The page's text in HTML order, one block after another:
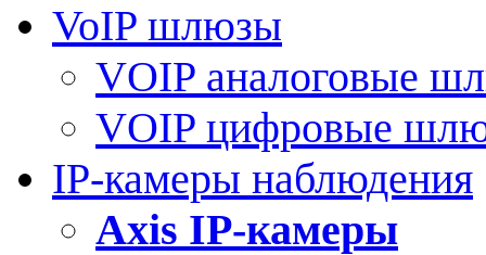
VoIP шлюзы
VOIP аналоговые
VOIP цифровые
IP-камеры наблюдения
Axis IP-камеры